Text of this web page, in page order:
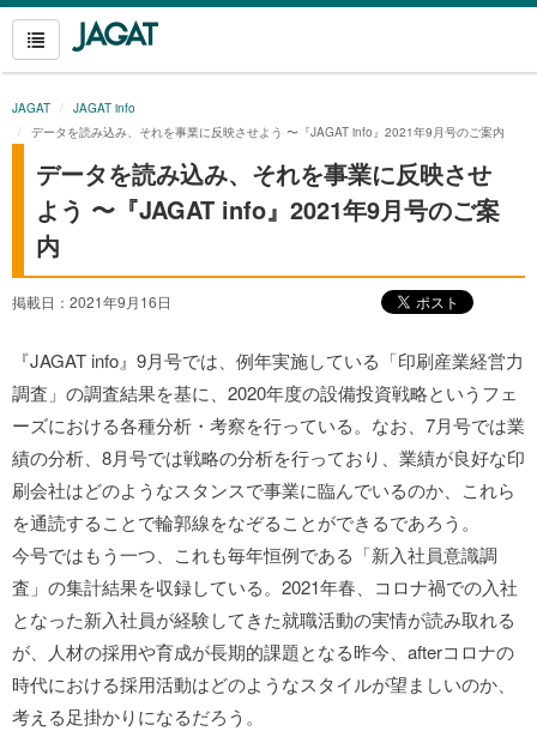
JAGAT
JAGAT info
データを読み込み、それを事業に反映させよう 〜『JAGAT info』2021年9月号のご案内
データを読み込み、それを事業に反映させ
よう 〜『JAGAT info』2021年9月号のご案
内
掲載日：2021年9月16日
『JAGAT info』9月号では、例年実施している「印刷産業経営力
調査」の調査結果を基に、2020年度の設備投資戦略というフェ
ーズにおける各種分析・考察を行っている。 なお、7月号では業
績の分析、8月号では戦略の分析を行っており、業績が良好な印
刷会社はどのようなスタンスで事業に臨んでいるのか、これら
を通読することで輪郭線をなぞることができるであろう。
今号ではもう一つ、これも毎年恒例である「新入社員意識調
査」の集計結果を収録している。2021年春、コロナ禍での入社
となった新入社員が経験してきた就職活動の実情が読み取れる
が、人材の採用や育成が長期的課題となる昨今、afterコロナの
時代における採用活動はどのようなスタイルが望ましいのか、
考える足掛かりになるだろう。